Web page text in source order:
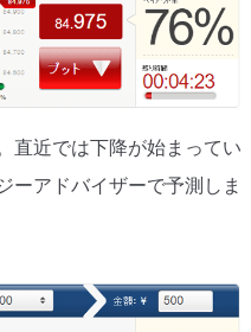
直近では下降が始まってい
ーアドバイザーで予測しま